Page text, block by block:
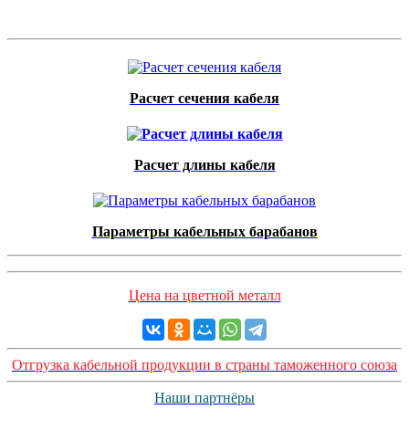
Расчет сечения кабеля
Расчет длины кабеля
Параметры кабельных барабанов
Цена на цветной металл
Отгрузка кабельной продукции в страны таможенного союза
Наши партнёры